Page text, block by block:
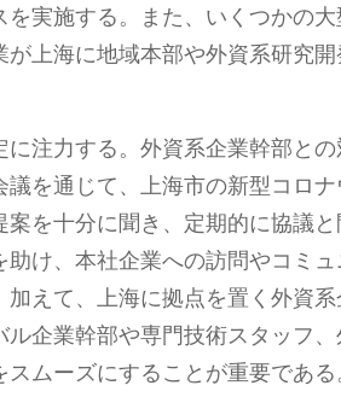
実施する。また、いくつかの
上海に地域本部や外資系研究
注力する。外資系企業幹部と
を通じて、上海市の新型コロ
を十分に聞き、定期的に協議
け、本社企業への訪問やコミ
えて、上海に拠点を置く外資
企業幹部や専門技術スタッフ
ムーズにすることが重要である